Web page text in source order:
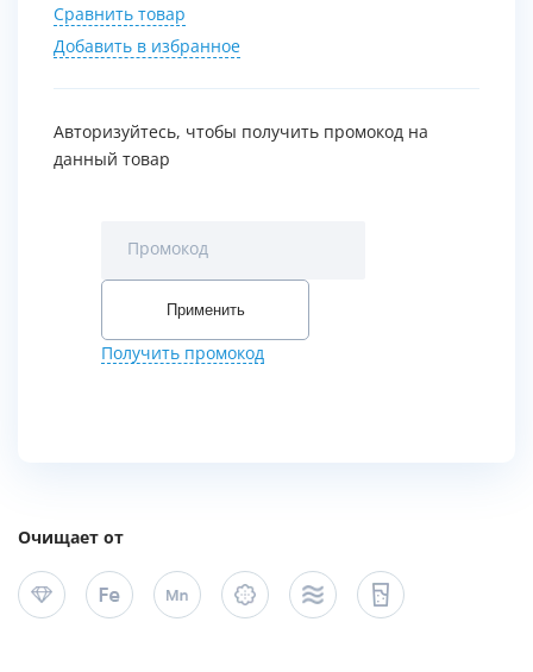
Сравнить товар
Добавить в избранное
Авторизуйтесь, чтобы получить промокод на
данный товар
Промокод
Применить
Получить промокод
Очищает от